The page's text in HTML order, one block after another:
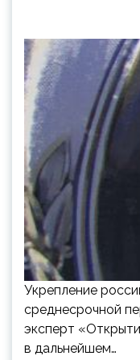
Укрепление
среднесрочной
эксперт
в дальнейшем…